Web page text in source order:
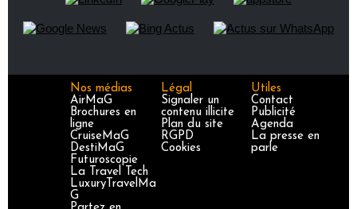
Nos médias
AirMaG
Brochures en
ligne
CruiseMaG
DestiMaG
Futuroscopie
La Travel Tech
LuxuryTravelMa
G
Légal
Signaler un
contenu illicite
Plan du site
RGPD
Cookies
Utiles
Contact
Publicité
Agenda
La presse en
parle